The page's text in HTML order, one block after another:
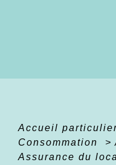
Accueil
Consommation
>
Assurance du